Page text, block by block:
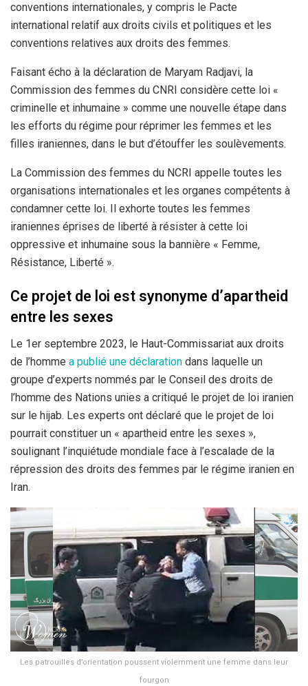
conventions internationales, y compris le Pacte
international relatif aux droits civils et politiques et les
conventions relatives aux droits des femmes.
Faisant écho à la déclaration de Maryam Radjavi, la
Commission des femmes du CNRI considère cette loi «
criminelle et inhumaine » comme une nouvelle étape dans
les efforts du régime pour réprimer les femmes et les
filles iraniennes, dans le but d’étouffer les soulèvements.
La Commission des femmes du NCRI appelle toutes les
organisations internationales et les organes compétents à
condamner cette loi. Il exhorte toutes les femmes
iraniennes éprises de liberté à résister à cette loi
oppressive et inhumaine sous la bannière « Femme,
Résistance, Liberté ».
Ce projet de loi est synonyme d’apartheid
entre les sexes
Le 1er septembre 2023, le Haut-Commissariat aux droits
de l’homme a publié une déclaration dans laquelle un
groupe d’experts nommés par le Conseil des droits de
l’homme des Nations unies a critiqué le projet de loi iranien
sur le hijab. Les experts ont déclaré que le projet de loi
pourrait constituer un « apartheid entre les sexes »,
soulignant l’inquiétude mondiale face à l’escalade de la
répression des droits des femmes par le régime iranien en
Iran.
Les patrouilles d’orientation poussent violemment une femme dans leur
fourgon